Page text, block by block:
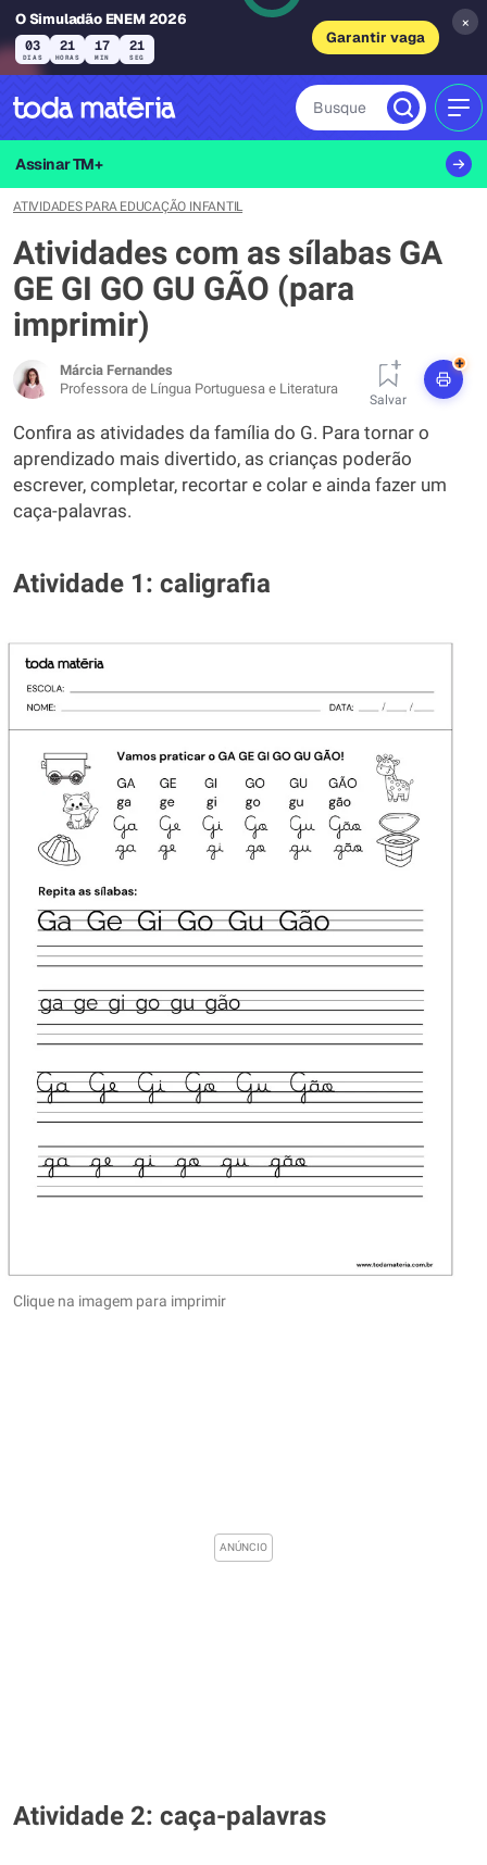
O Simuladão ENEM 2026
03
DIAS
21
HORAS
17
MIN
20
SEG
Garantir vaga
×
Busque
Assinar TM+
ATIVIDADES PARA EDUCAÇÃO INFANTIL
Atividades com as sílabas GA
GE GI GO GU GÃO (para
imprimir)
Márcia Fernandes
Professora de Língua Portuguesa e Literatura
Salvar
+
Confira as atividades da família do G. Para tornar o
aprendizado mais divertido, as crianças poderão
escrever, completar, recortar e colar e ainda fazer um
caça-palavras.
Atividade 1: caligrafia
Clique na imagem para imprimir
Atividade 2: caça-palavras